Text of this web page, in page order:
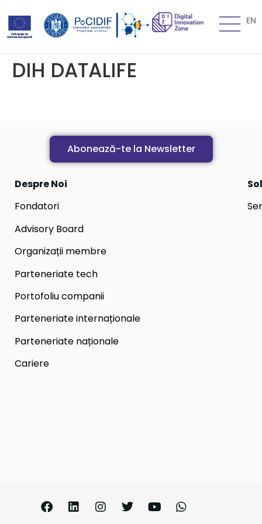
EN
DIH DATALIFE
Abonează-te la Newsletter
Despre Noi
Fondatori
Advisory Board
Organizații membre
Parteneriate tech
Portofoliu companii
Parteneriate internaționale
Parteneriate naționale
Cariere